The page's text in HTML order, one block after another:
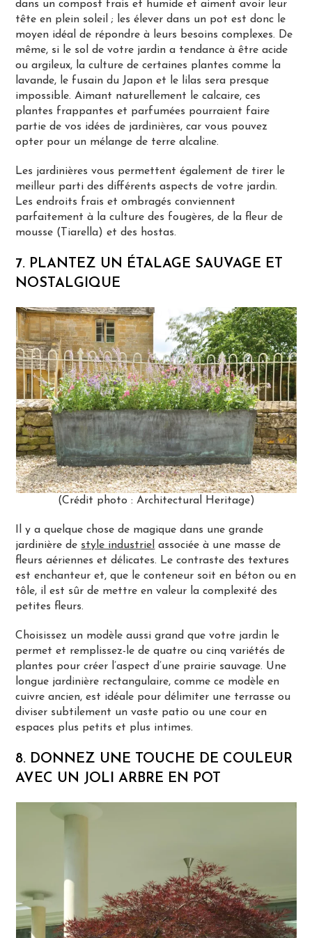
dans un compost frais et humide et aiment avoir leur
tête en plein soleil ; les élever dans un pot est donc le
moyen idéal de répondre à leurs besoins complexes. De
même, si le sol de votre jardin a tendance à être acide
ou argileux, la culture de certaines plantes comme la
lavande, le fusain du Japon et le lilas sera presque
impossible. Aimant naturellement le calcaire, ces
plantes frappantes et parfumées pourraient faire
partie de vos idées de jardinières, car vous pouvez
opter pour un mélange de terre alcaline.
Les jardinières vous permettent également de tirer le
meilleur parti des différents aspects de votre jardin.
Les endroits frais et ombragés conviennent
parfaitement à la culture des fougères, de la fleur de
mousse (Tiarella) et des hostas.
7. PLANTEZ UN ÉTALAGE SAUVAGE ET
NOSTALGIQUE
(Crédit photo : Architectural Heritage)
Il y a quelque chose de magique dans une grande
jardinière de style industriel associée à une masse de
fleurs aériennes et délicates. Le contraste des textures
est enchanteur et, que le conteneur soit en béton ou en
tôle, il est sûr de mettre en valeur la complexité des
petites fleurs.
Choisissez un modèle aussi grand que votre jardin le
permet et remplissez-le de quatre ou cinq variétés de
plantes pour créer l’aspect d’une prairie sauvage. Une
longue jardinière rectangulaire, comme ce modèle en
cuivre ancien, est idéale pour délimiter une terrasse ou
diviser subtilement un vaste patio ou une cour en
espaces plus petits et plus intimes.
8. DONNEZ UNE TOUCHE DE COULEUR
AVEC UN JOLI ARBRE EN POT